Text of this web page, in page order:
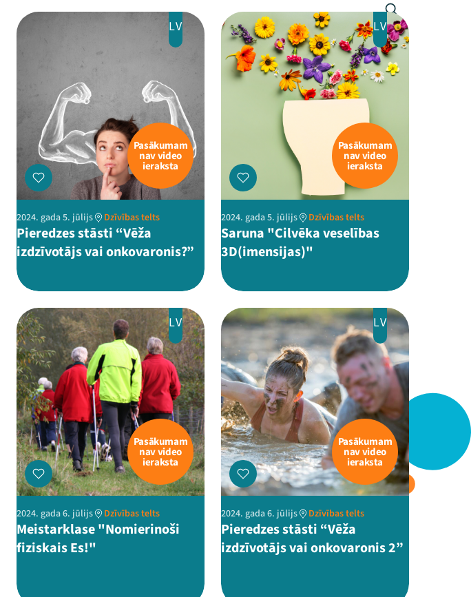
LV
Pasākumam
nav video
ieraksta
2024. gada 5. jūlijs Dzīvības telts
Pieredzes stāsti “Vēža
izdzīvotājs vai onkovaronis?”
LV
Pasākumam
nav video
ieraksta
2024. gada 5. jūlijs Dzīvības telts
Saruna "Cilvēka veselības
3D(imensijas)"
LV
Pasākumam
nav video
ieraksta
2024. gada 6. jūlijs Dzīvības telts
Meistarklase "Nomierinoši
fiziskais Es!"
LV
Pasākumam
nav video
ieraksta
2024. gada 6. jūlijs Dzīvības telts
Pieredzes stāsti “Vēža
izdzīvotājs vai onkovaronis 2”